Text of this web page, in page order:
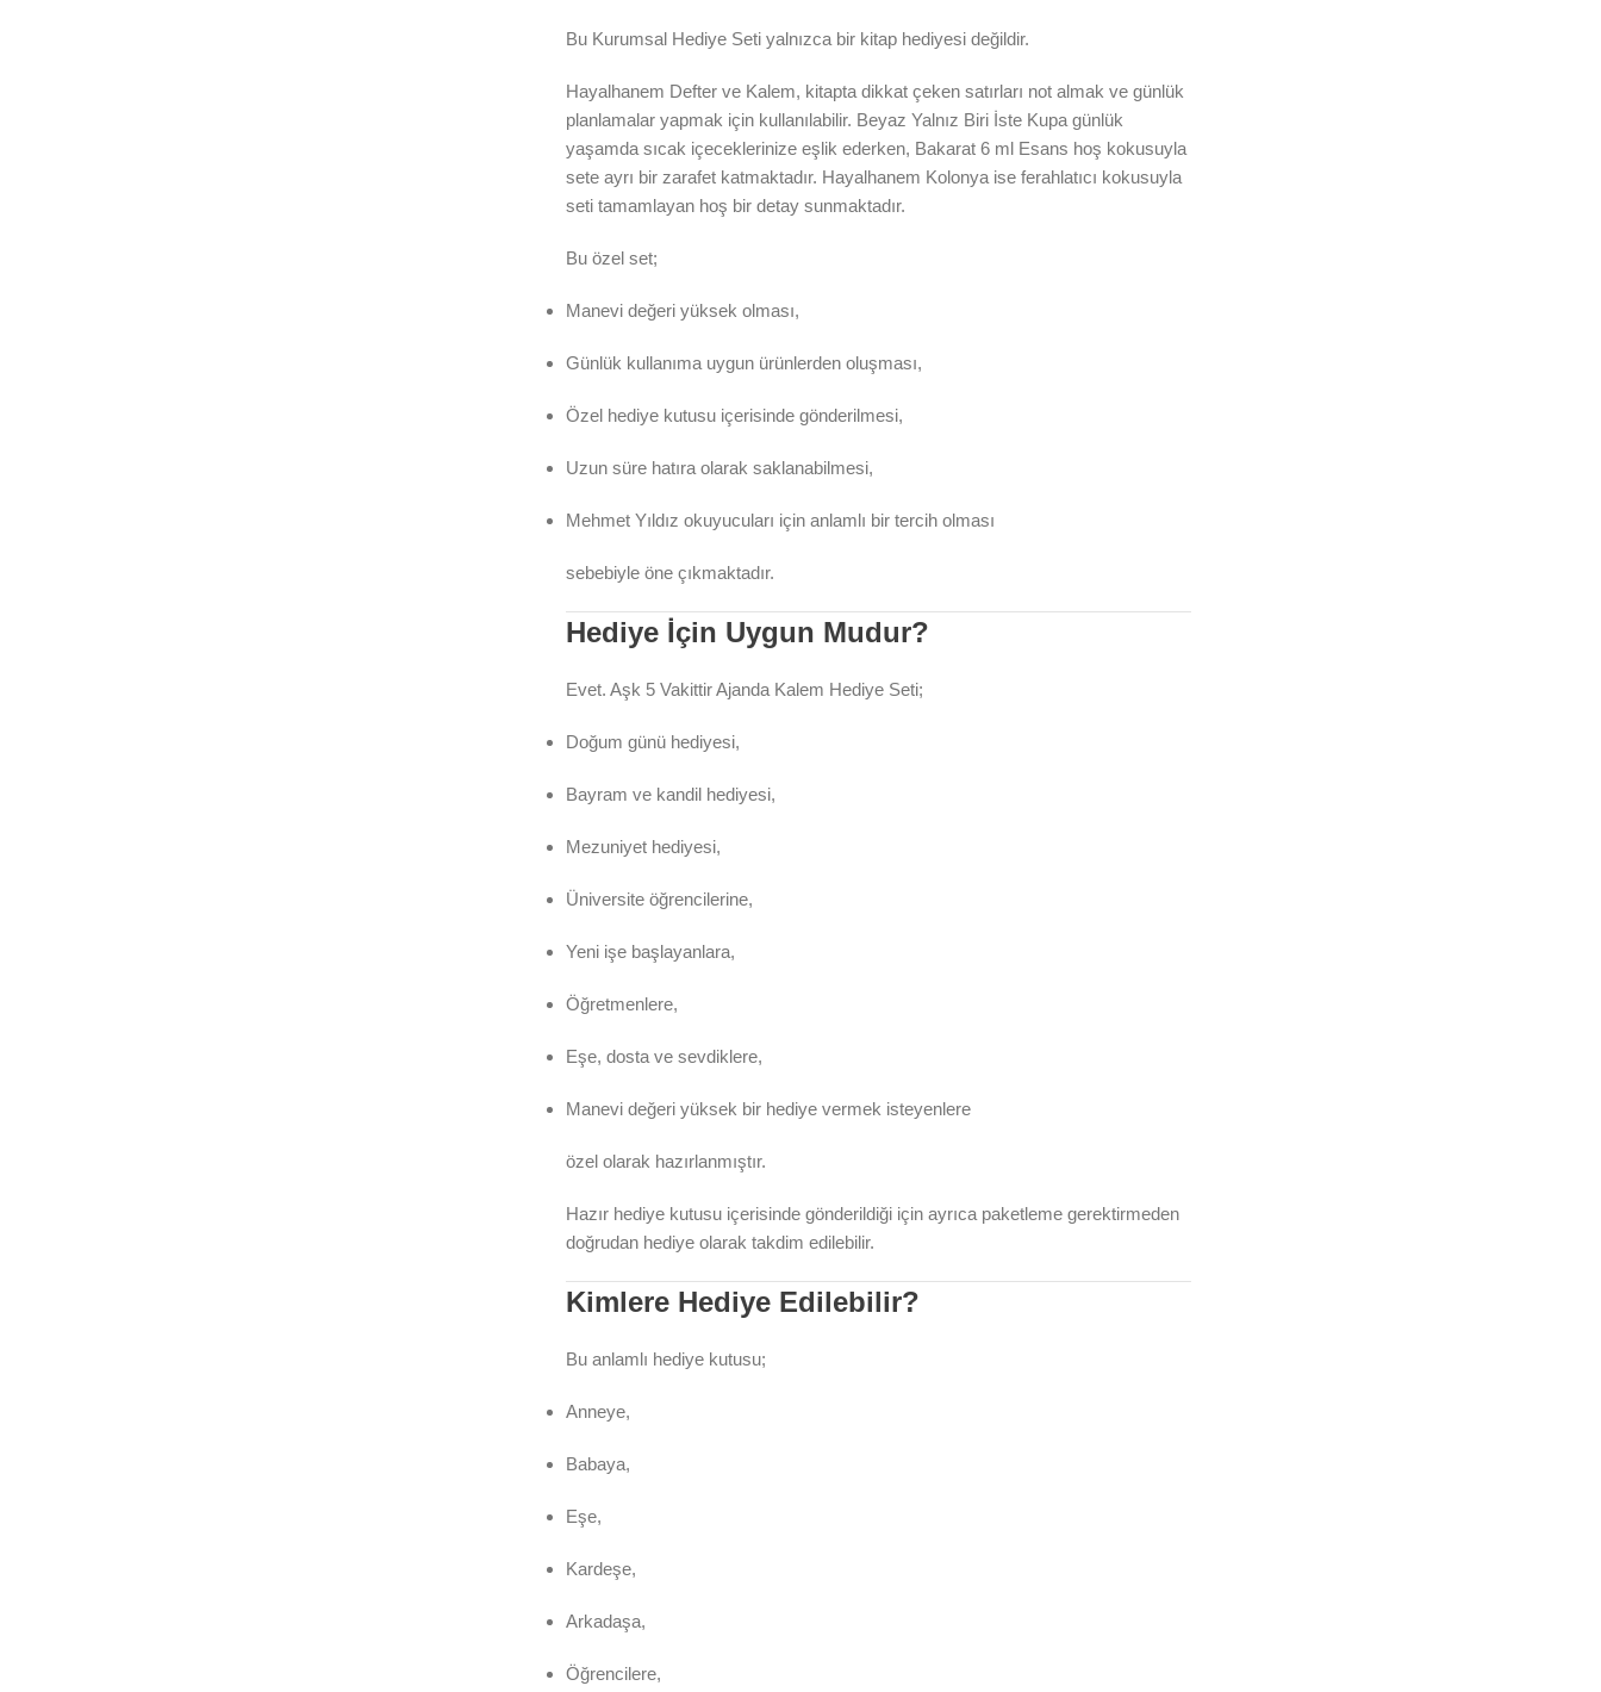
Bu Kurumsal Hediye Seti yalnızca bir kitap hediyesi değildir.
Hayalhanem Defter ve Kalem, kitapta dikkat çeken satırları not almak ve günlük
planlamalar yapmak için kullanılabilir. Beyaz Yalnız Biri İste Kupa günlük
yaşamda sıcak içeceklerinize eşlik ederken, Bakarat 6 ml Esans hoş kokusuyla
sete ayrı bir zarafet katmaktadır. Hayalhanem Kolonya ise ferahlatıcı kokusuyla
seti tamamlayan hoş bir detay sunmaktadır.
Bu özel set;
Manevi değeri yüksek olması,
Günlük kullanıma uygun ürünlerden oluşması,
Özel hediye kutusu içerisinde gönderilmesi,
Uzun süre hatıra olarak saklanabilmesi,
Mehmet Yıldız okuyucuları için anlamlı bir tercih olması
sebebiyle öne çıkmaktadır.
Hediye İçin Uygun Mudur?
Evet. Aşk 5 Vakittir Ajanda Kalem Hediye Seti;
Doğum günü hediyesi,
Bayram ve kandil hediyesi,
Mezuniyet hediyesi,
Üniversite öğrencilerine,
Yeni işe başlayanlara,
Öğretmenlere,
Eşe, dosta ve sevdiklere,
Manevi değeri yüksek bir hediye vermek isteyenlere
özel olarak hazırlanmıştır.
Hazır hediye kutusu içerisinde gönderildiği için ayrıca paketleme gerektirmeden
doğrudan hediye olarak takdim edilebilir.
Kimlere Hediye Edilebilir?
Bu anlamlı hediye kutusu;
Anneye,
Babaya,
Eşe,
Kardeşe,
Arkadaşa,
Öğrencilere,